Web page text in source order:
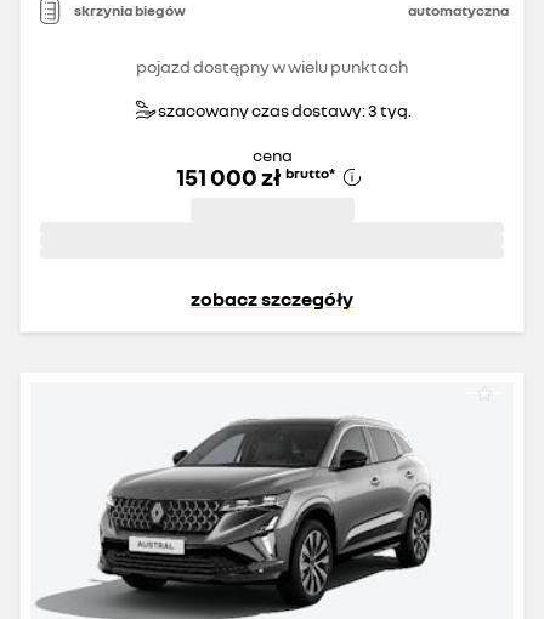
skrzynia biegów automatyczna
pojazd dostępny w wielu punktach
szacowany czas dostawy: 3 tyg.
cena
151 000 zł brutto*
zobacz szczegóły